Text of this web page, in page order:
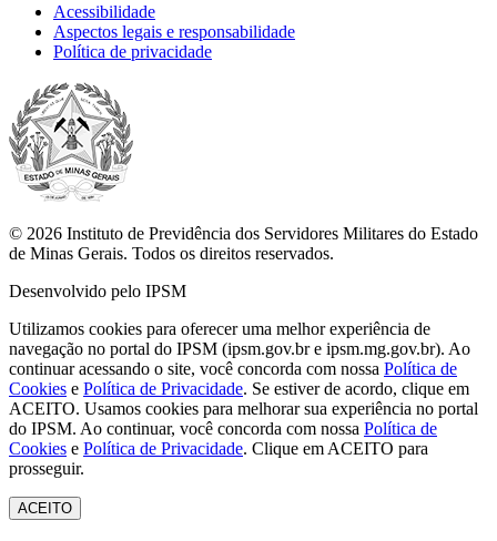
Acessibilidade
Aspectos legais e responsabilidade
Política de privacidade
© 2026 Instituto de Previdência dos Servidores Militares do Estado
de Minas Gerais. Todos os direitos reservados.
Desenvolvido pelo IPSM
Utilizamos cookies para oferecer uma melhor experiência de
navegação no portal do IPSM (ipsm.gov.br e ipsm.mg.gov.br). Ao
continuar acessando o site, você concorda com nossa Política de
Cookies e Política de Privacidade. Se estiver de acordo, clique em
ACEITO. Usamos cookies para melhorar sua experiência no portal
do IPSM. Ao continuar, você concorda com nossa Política de
Cookies e Política de Privacidade. Clique em ACEITO para
prosseguir.
ACEITO